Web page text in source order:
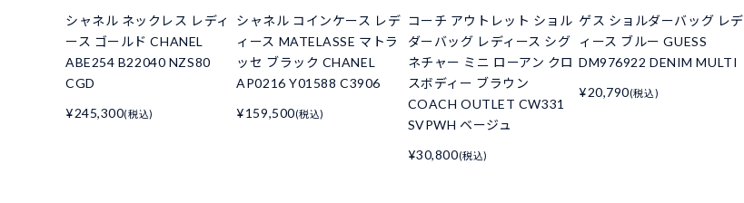
シャネル ネックレス レディ
ース ゴールド CHANEL
ABE254 B22040 NZS80
CGD
¥245,300(税込)
シャネル コインケース レデ
ィース MATELASSE マトラ
ッセ ブラック CHANEL
AP0216 Y01588 C3906
¥159,500(税込)
コーチ アウトレット ショル
ダーバッグ レディース シグ
ネチャー ミニ ローアン クロ
スボディー ブラウン
COACH OUTLET CW331
SVPWH ベージュ
¥30,800(税込)
ゲス ショルダーバッグ レデ
ィース ブルー GUESS
DM976922 DENIM MULTI
¥20,790(税込)